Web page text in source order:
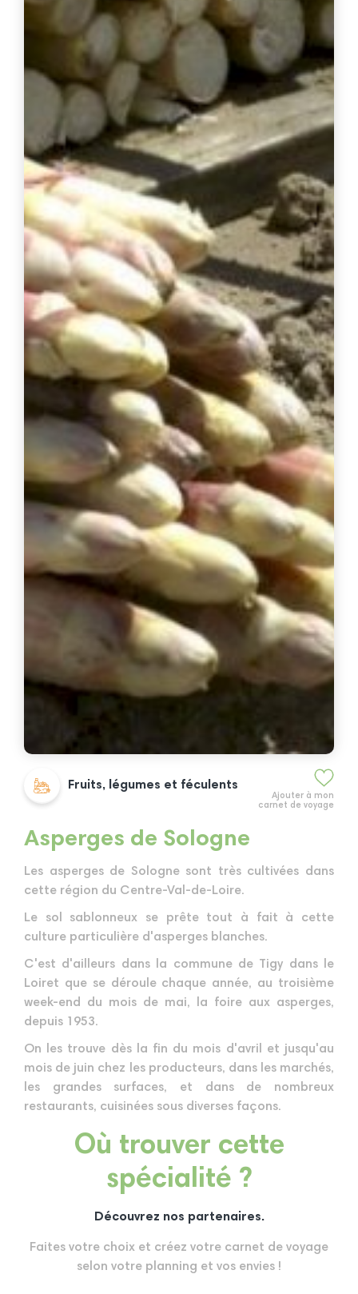
Ajouter à mon
carnet de voyage
Fruits, légumes et féculents
Asperges de Sologne
Les asperges de Sologne sont très cultivées dans
cette région du Centre-Val-de-Loire.
Le sol sablonneux se prête tout à fait à cette
culture particulière d'asperges blanches.
C'est d'ailleurs dans la commune de Tigy dans le
Loiret que se déroule chaque année, au troisième
week-end du mois de mai, la foire aux asperges,
depuis 1953.
On les trouve dès la fin du mois d'avril et jusqu'au
mois de juin chez les producteurs, dans les marchés,
les grandes surfaces, et dans de nombreux
restaurants, cuisinées sous diverses façons.
Où trouver cette
spécialité ?
Découvrez nos partenaires.
Faites votre choix et créez votre carnet de voyage
selon votre planning et vos envies !